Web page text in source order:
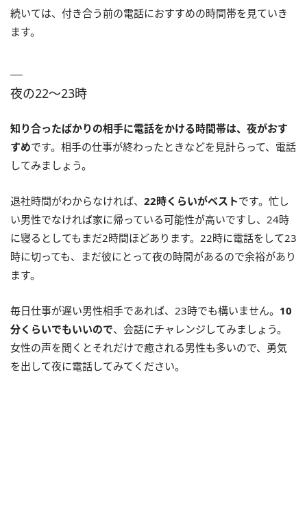
続いては、付き合う前の電話におすすめの時間帯を見ていき
ます。
夜の22〜23時
知り合ったばかりの相手に電話をかける時間帯は、夜がおす
すめです。相手の仕事が終わったときなどを見計らって、電話
してみましょう。
退社時間がわからなければ、 22時くらいがベストです。忙し
い男性でなければ家に帰っている可能性が高いですし、24時
に寝るとしてもまだ2時間ほどあります。22時に電話をして23
時に切っても、まだ彼にとって夜の時間があるので余裕があり
ます。
毎日仕事が遅い男性相手であれば、23時でも構いません。 10
分くらいでもいいので、会話にチャレンジしてみましょう。
女性の声を聞くとそれだけで癒される男性も多いので、勇気
を出して夜に電話してみてください。